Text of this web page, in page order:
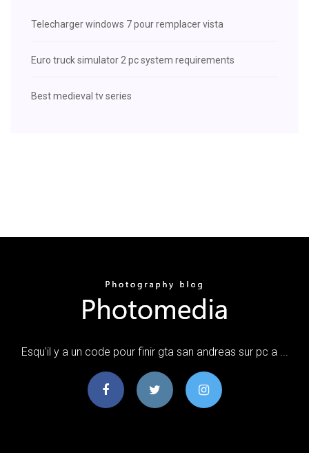
Telecharger windows 7 pour remplacer vista
Euro truck simulator 2 pc system requirements
Best medieval tv series
Esqu'il y a un code pour finir gta san andreas sur pc a ...